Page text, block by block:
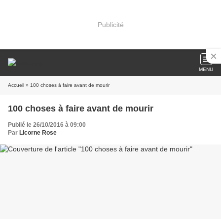
Publicité
MENU
Accueil » 100 choses à faire avant de mourir
100 choses à faire avant de mourir
Publié le 26/10/2016 à 09:00
Par Licorne Rose